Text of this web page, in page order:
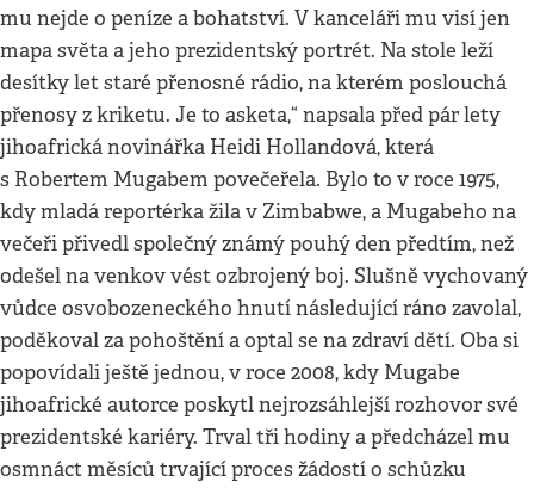
mu nejde o peníze a bohatství. V kanceláři mu visí jen
mapa světa a jeho prezidentský portrét. Na stole leží
desítky let staré přenosné rádio, na kterém poslouchá
přenosy z kriketu. Je to asketa,“ napsala před pár lety
jihoafrická novinářka Heidi Hollandová, která
s Robertem Mugabem povečeřela. Bylo to v roce 1975,
kdy mladá reportérka žila v Zimbabwe, a Mugabeho na
večeři přivedl společný známý pouhý den předtím, než
odešel na venkov vést ozbrojený boj. Slušně vychovaný
vůdce osvobozeneckého hnutí následující ráno zavolal,
poděkoval za pohoštění a optal se na zdraví dětí. Oba si
popovídali ještě jednou, v roce 2008, kdy Mugabe
jihoafrické autorce poskytl nejrozsáhlejší rozhovor své
prezidentské kariéry. Trval tři hodiny a předcházel mu
osmnáct měsíců trvající proces žádostí o schůzku